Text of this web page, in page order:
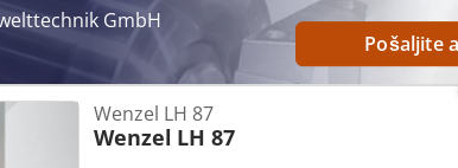
GmbH
Pošaljite
Wenzel LH 87
Wenzel LH 87